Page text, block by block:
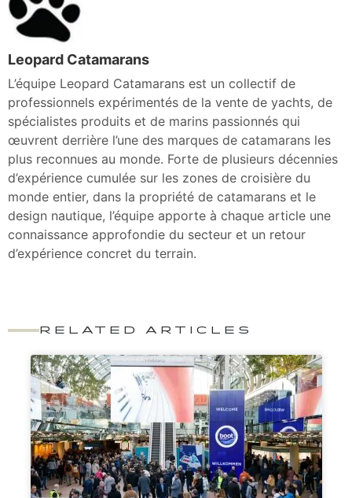
Leopard Catamarans
L’équipe Leopard Catamarans est un collectif de
professionnels expérimentés de la vente de yachts, de
spécialistes produits et de marins passionnés qui
œuvrent derrière l’une des marques de catamarans les
plus reconnues au monde. Forte de plusieurs décennies
d’expérience cumulée sur les zones de croisière du
monde entier, dans la propriété de catamarans et le
design nautique, l’équipe apporte à chaque article une
connaissance approfondie du secteur et un retour
d’expérience concret du terrain.
RELATED ARTICLES